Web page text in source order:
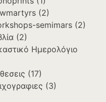
(2)
semimars (2)
(2)
Ημερολόγιο
(17)
(3)